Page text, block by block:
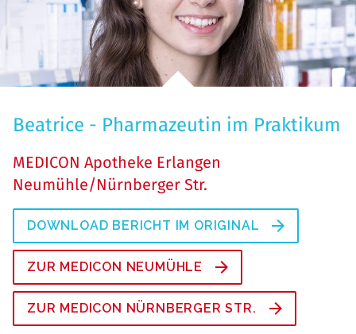
Beatrice - Pharmazeutin im Praktikum
MEDICON Apotheke Erlangen
Neumühle/Nürnberger Str.
DOWNLOAD BERICHT IM ORIGINAL
ZUR MEDICON NEUMÜHLE
ZUR MEDICON NÜRNBERGER STR.